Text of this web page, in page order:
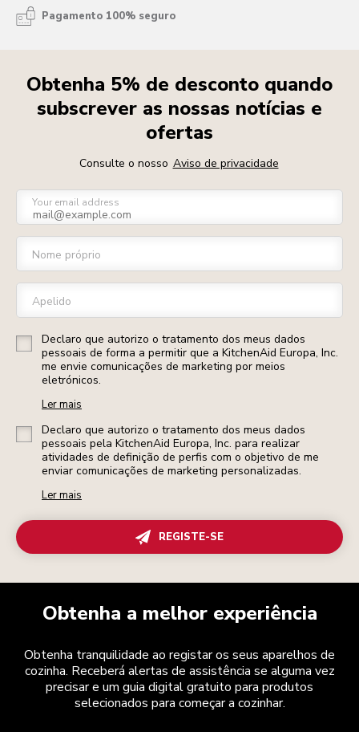
Pagamento 100% seguro
Obtenha 5% de desconto quando
subscrever as nossas notícias e
ofertas
Consulte o nosso Aviso de privacidade
Your email address
Nome próprio
Apelido
Declaro que autorizo o tratamento dos meus dados
pessoais de forma a permitir que a KitchenAid Europa, Inc.
me envie comunicações de marketing por meios
eletrónicos.
Ler mais
Declaro que autorizo o tratamento dos meus dados
pessoais pela KitchenAid Europa, Inc. para realizar
atividades de definição de perfis com o objetivo de me
enviar comunicações de marketing personalizadas.
Ler mais
REGISTE-SE
Obtenha a melhor experiência
Obtenha tranquilidade ao registar os seus aparelhos de
cozinha. Receberá alertas de assistência se alguma vez
precisar e um guia digital gratuito para produtos
selecionados para começar a cozinhar.